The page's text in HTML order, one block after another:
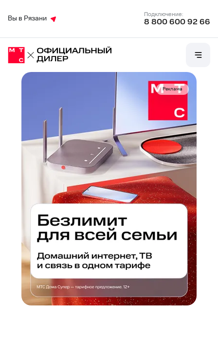
Вы в Рязани
Подключение:
8 800 600 92 66
Реклама